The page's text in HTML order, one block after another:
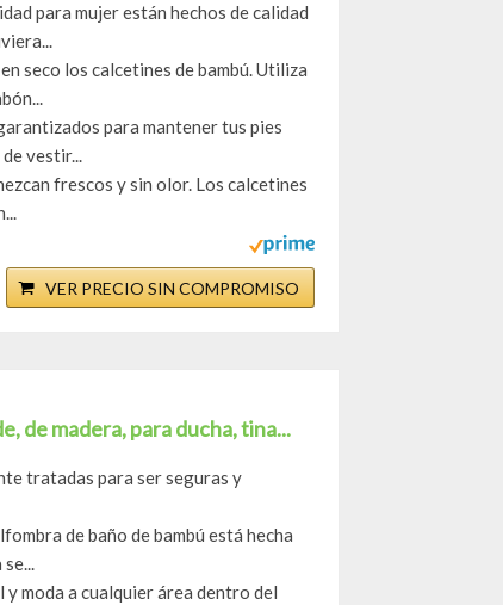
para mujer están hechos de calidad
seco los calcetines de bambú. Utiliza
para mantener tus pies
vestir...
frescos y sin olor. Los calcetines
VER PRECIO SIN COMPROMISO
de madera, para ducha, tina...
tratadas para ser seguras y
de baño de bambú está hecha
moda a cualquier área dentro del